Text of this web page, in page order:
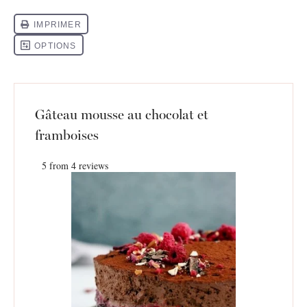
Gâteau mousse au chocolat et
framboises
5 from 4 reviews